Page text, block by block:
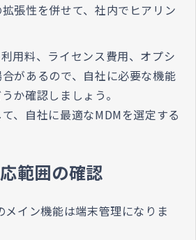
張性を併せて、社内でヒアリン
用料、ライセンス費用、オプシ
があるので、自社に必要な機能
か確認しましょう。
、自社に最適なMDMを選定する
範囲の確認
メイン機能は端末管理になりま